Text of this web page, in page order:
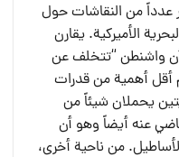
الأخيرة بعد 7 أكتوبر عدداً من النقاشات حول
الأميركية. يقارن
واشنطن “تتخلف عن
أقل أهمية من قدرات
يحملان شيئاً من
عنه أيضاً وهو أن
من ناحية أخرى،